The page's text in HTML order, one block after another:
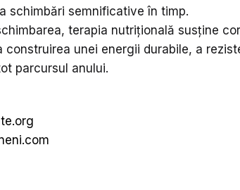
schimbări semnificative în timp.
terapia nutrițională susține
construirea unei energii durabile, a
parcursul anului.